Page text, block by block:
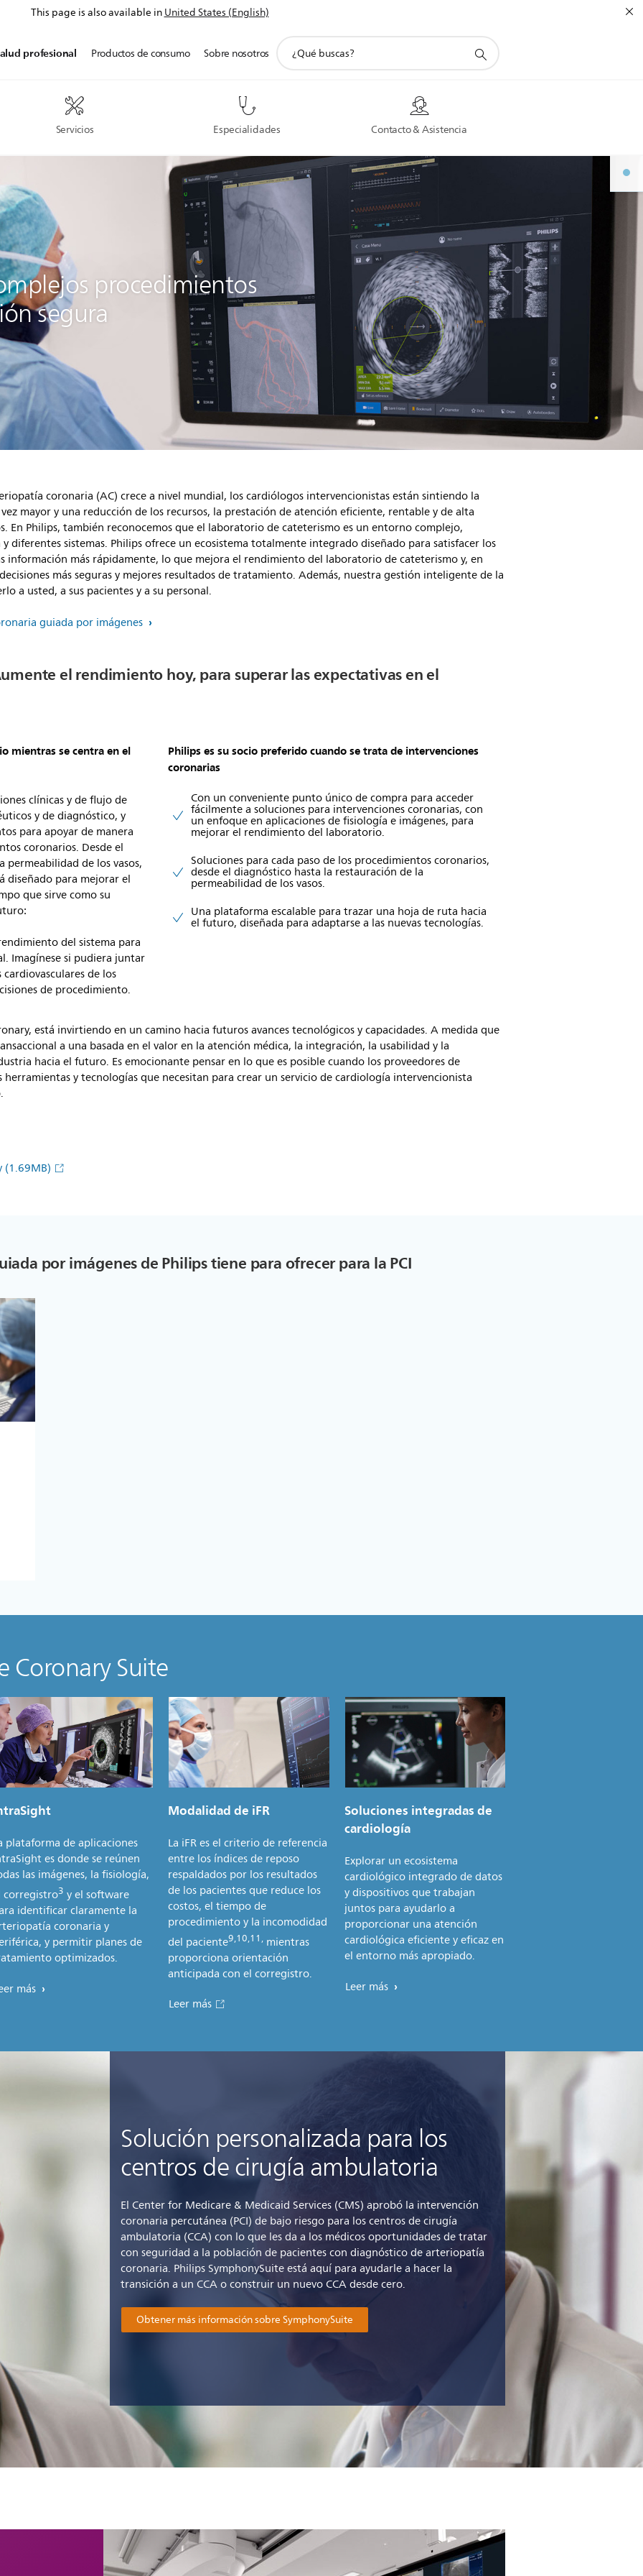
This page is also available inUnited States (English)
profesional
Servicios Especialidades Contacto & Asistencia
Productos de consumo Sobre nosotros
procedimientos
segura
coronaria (AC) crece a nivel mundial, los cardiólogos intervencionistas están sintiendo la
mayor y una reducción de los recursos, la prestación de atención eficiente, rentable y de alta
En Philips, también reconocemos que el laboratorio de cateterismo es un entorno complejo,
sistemas. Philips ofrece un ecosistema totalmente integrado diseñado para satisfacer los
información más rápidamente, lo que mejora el rendimiento del laboratorio de cateterismo y, en
más seguras y mejores resultados de tratamiento. Además, nuestra gestión inteligente de la
a usted, a sus pacientes y a su personal.
guiada por imágenes
el rendimiento hoy, para superar las expectativas en el
mientras se centra en el
clínicas y de flujo de
y de diagnóstico, y
para apoyar de manera
coronarios. Desde el
de los vasos,
diseñado para mejorar el
que sirve como su
del sistema para
Imagínese si pudiera juntar
de los
de procedimiento.
Philips es su socio preferido cuando se trata de intervenciones
coronarias
Con un conveniente punto único de compra para acceder
fácilmente a soluciones para intervenciones coronarias, con
un enfoque en aplicaciones de fisiología e imágenes, para
mejorar el rendimiento del laboratorio.
Soluciones para cada paso de los procedimientos coronarios,
desde el diagnóstico hasta la restauración de la
permeabilidad de los vasos.
Una plataforma escalable para trazar una hoja de ruta hacia
el futuro, diseñada para adaptarse a las nuevas tecnologías.
está invirtiendo en un camino hacia futuros avances tecnológicos y capacidades. A medida que
a una basada en el valor en la atención médica, la integración, la usabilidad y la
hacia el futuro. Es emocionante pensar en lo que es posible cuando los proveedores de
y tecnologías que necesitan para crear un servicio de cardiología intervencionista
(1.69MB)
por imágenes de Philips tiene para ofrecer para la PCI
Coronary Suite
plataforma de aplicaciones
es donde se reúnen
las imágenes, la fisiología,
corregistro3 y el software
identificar claramente la
coronaria y
y permitir planes de
optimizados.
más
Modalidad de iFR
La iFR es el criterio de referencia
entre los índices de reposo
respaldados por los resultados
de los pacientes que reduce los
costos, el tiempo de
procedimiento y la incomodidad
del paciente9,10,11, mientras
proporciona orientación
anticipada con el corregistro.
Leer más
Soluciones integradas de
cardiología
Explorar un ecosistema
cardiológico integrado de datos
y dispositivos que trabajan
juntos para ayudarlo a
proporcionar una atención
cardiológica eficiente y eficaz en
el entorno más apropiado.
Leer más
Solución personalizada para los
centros de cirugía ambulatoria
El Center for Medicare & Medicaid Services (CMS) aprobó la intervención
coronaria percutánea (PCI) de bajo riesgo para los centros de cirugía
ambulatoria (CCA) con lo que les da a los médicos oportunidades de tratar
con seguridad a la población de pacientes con diagnóstico de arteriopatía
coronaria. Philips SymphonySuite está aquí para ayudarle a hacer la
transición a un CCA o construir un nuevo CCA desde cero.
Obtener más información sobre SymphonySuite